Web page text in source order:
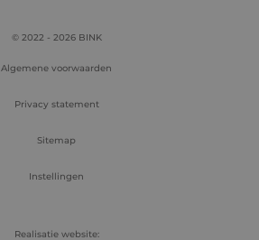
© 2022 - 2026 BINK
Algemene voorwaarden
Privacy statement
Sitemap
Instellingen
Realisatie website: